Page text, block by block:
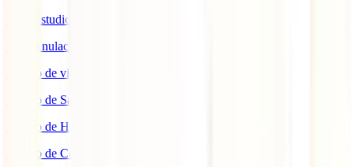
IATI Estudios
IATI Anulación Premium
Seguro de viaje COVID
Seguro de Salud
Seguro de Hogar
Seguro de Coche